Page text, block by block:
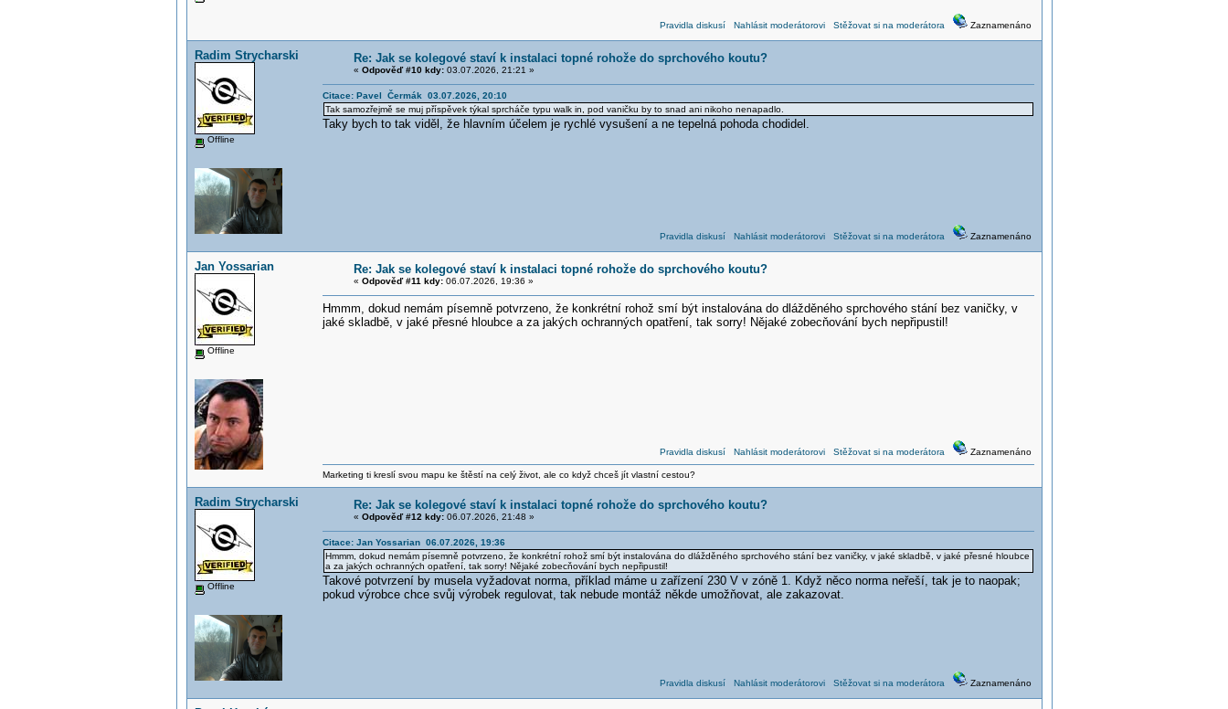
Pravidla diskusí Nahlásit moderátorovi Stěžovat si na moderátora Zaznamenáno
Radim Strycharski
Offline
Re: Jak se kolegové staví k instalaci topné rohože do sprchového koutu?
« Odpověď #10 kdy:03.07.2026, 21:21 »
Citace: Pavel Čermák 03.07.2026, 20:10
Tak samozřejmě se muj příspěvek týkal sprcháče typu walk in, pod vaničku by to snad ani nikoho nenapadlo.
Taky bych to tak viděl, že hlavním účelem je rychlé vysušení a ne tepelná pohoda chodidel.
Pravidla diskusí Nahlásit moderátorovi Stěžovat si na moderátora Zaznamenáno
Jan Yossarian
Offline
Re: Jak se kolegové staví k instalaci topné rohože do sprchového koutu?
« Odpověď #11 kdy:06.07.2026, 19:36 »
Hmmm, dokud nemám písemně potvrzeno, že konkrétní rohož smí být instalována do dlážděného sprchového stání bez vaničky, v
jaké skladbě, v jaké přesné hloubce a za jakých ochranných opatření, tak sorry! Nějaké zobecňování bych nepřipustil!
Pravidla diskusí Nahlásit moderátorovi Stěžovat si na moderátora Zaznamenáno
Marketing ti kreslí svou mapu ke štěstí na celý život, ale co když chceš jít vlastní cestou?
Radim Strycharski
Offline
Re: Jak se kolegové staví k instalaci topné rohože do sprchového koutu?
« Odpověď #12 kdy:06.07.2026, 21:48 »
Citace: Jan Yossarian 06.07.2026, 19:36
Hmmm, dokud nemám písemně potvrzeno, že konkrétní rohož smí být instalována do dlážděného sprchového stání bez vaničky, v jaké skladbě, v jaké přesné hloubce
a za jakých ochranných opatření, tak sorry! Nějaké zobecňování bych nepřipustil!
Takové potvrzení by musela vyžadovat norma, příklad máme u zařízení 230 V v zóně 1. Když něco norma neřeší, tak je to naopak;
pokud výrobce chce svůj výrobek regulovat, tak nebude montáž někde umožňovat, ale zakazovat.
Pravidla diskusí Nahlásit moderátorovi Stěžovat si na moderátora Zaznamenáno